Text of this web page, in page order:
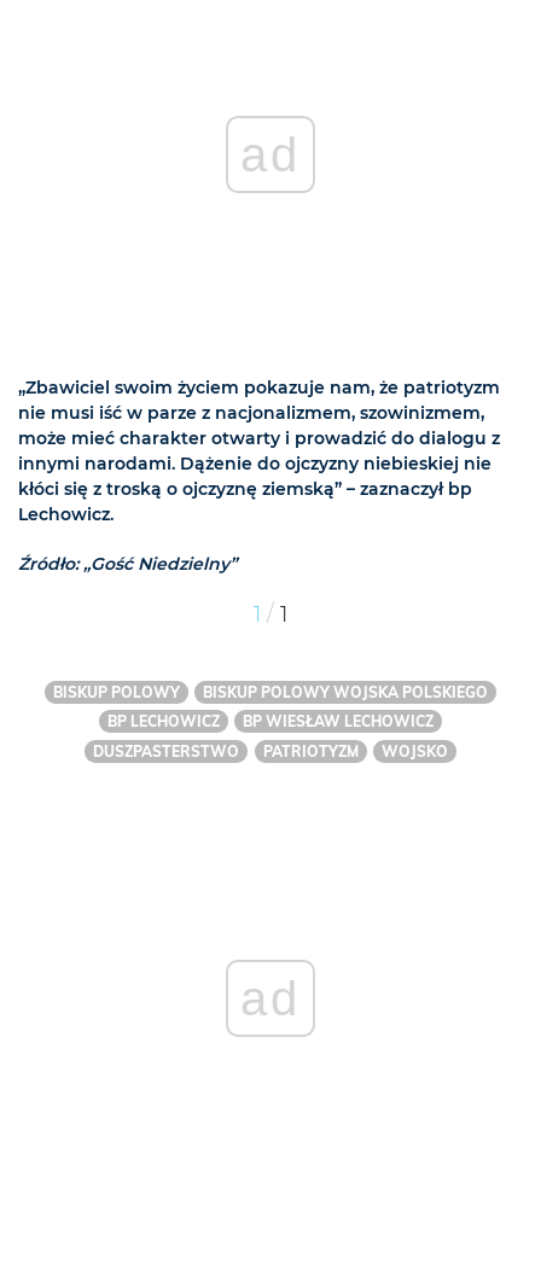
ad
„Zbawiciel swoim życiem pokazuje nam, że patriotyzm
nie musi iść w parze z nacjonalizmem, szowinizmem,
może mieć charakter otwarty i prowadzić do dialogu z
innymi narodami. Dążenie do ojczyzny niebieskiej nie
kłóci się z troską o ojczyznę ziemską” – zaznaczył bp
Lechowicz.
Źródło: „Gość Niedzielny”
1 / 1
BISKUP POLOWY
BISKUP POLOWY WOJSKA POLSKIEGO
BP LECHOWICZ
BP WIESŁAW LECHOWICZ
DUSZPASTERSTWO
PATRIOTYZM WOJSKO
ad